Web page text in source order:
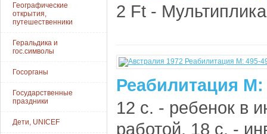
Географические
открытия,
путешественники
Геральдика и
гос.символы
Госорганы
Государственные
праздники
Дети, UNICEF
2 Ft -
Реабилитация М:
12 с. - ребенок в
работой. 18 с. -